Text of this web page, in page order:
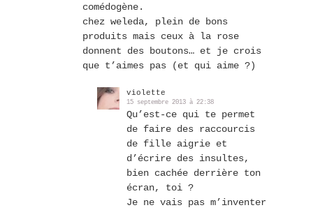
comédogène.
chez weleda, plein de bons
produits mais ceux à la rose
donnent des boutons… et je crois
que t’aimes pas (et qui aime ?)
violette
15 septembre 2013 à 22:38
Qu’est-ce qui te permet
de faire des raccourcis
de fille aigrie et
d’écrire des insultes,
bien cachée derrière ton
écran, toi ?
Je ne vais pas m’inventer